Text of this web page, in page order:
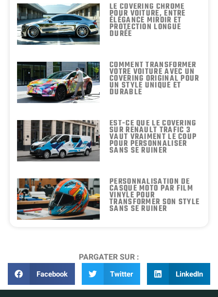
LE COVERING CHROME
POUR VOITURE, ENTRE
ÉLÉGANCE MIROIR ET
PROTECTION LONGUE
DURÉE
COMMENT TRANSFORMER
VOTRE VOITURE AVEC UN
COVERING ORIGINAL POUR
UN STYLE UNIQUE ET
DURABLE
EST-CE QUE LE COVERING
SUR RENAULT TRAFIC 3
VAUT VRAIMENT LE COUP
POUR PERSONNALISER
SANS SE RUINER
PERSONNALISATION DE
CASQUE MOTO PAR FILM
VINYLE POUR
TRANSFORMER SON STYLE
SANS SE RUINER
PARGATER SUR :
Facebook Twitter LinkedIn